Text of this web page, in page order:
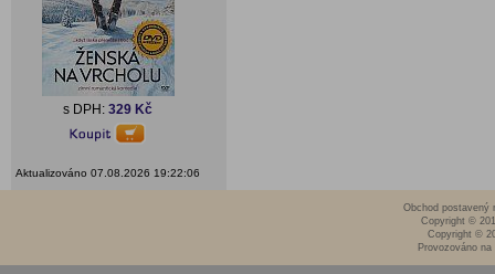
s DPH: 329 Kč
Aktualizováno 07.08.2026 19:22:06
Obchod postavený
Copyright ©
Copyright ©
Provozováno